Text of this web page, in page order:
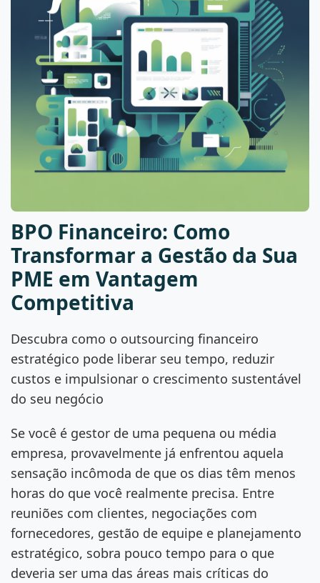
BPO Financeiro: Como
Transformar a Gestão da Sua
PME em Vantagem
Competitiva
Descubra como o outsourcing financeiro
estratégico pode liberar seu tempo, reduzir
custos e impulsionar o crescimento sustentável
do seu negócio
Se você é gestor de uma pequena ou média
empresa, provavelmente já enfrentou aquela
sensação incômoda de que os dias têm menos
horas do que você realmente precisa. Entre
reuniões com clientes, negociações com
fornecedores, gestão de equipe e planejamento
estratégico, sobra pouco tempo para o que
deveria ser uma das áreas mais críticas do